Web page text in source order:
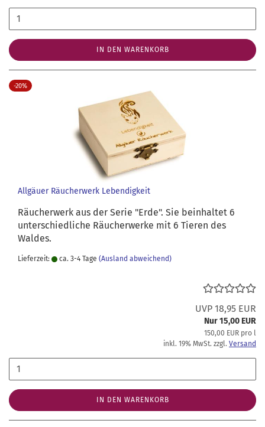
IN DEN WARENKORB
-20%
Allgäuer Räucherwerk Lebendigkeit
Räucherwerk aus der Serie "Erde". Sie beinhaltet 6
unterschiedliche Räucherwerke mit 6 Tieren des
Waldes.
Lieferzeit: ca. 3-4 Tage (Ausland abweichend)
UVP 18,95 EUR
Nur 15,00 EUR
150,00 EUR pro l
inkl. 19% MwSt. zzgl. Versand
IN DEN WARENKORB